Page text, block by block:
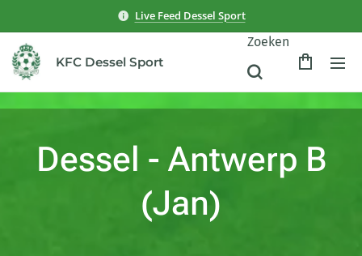
Live Feed Dessel Sport
KFC Dessel Sport
Zoeken
Dessel - Antwerp B
(Jan)